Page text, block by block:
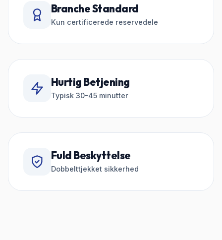
Branche Standard
Kun certificerede reservedele
Hurtig Betjening
Typisk 30-45 minutter
Fuld Beskyttelse
Dobbelttjekket sikkerhed